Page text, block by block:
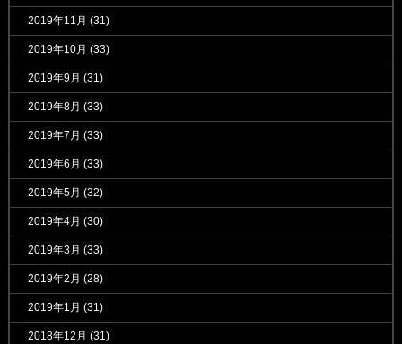
2019年11月 (31)
2019年10月 (33)
2019年9月 (31)
2019年8月 (33)
2019年7月 (33)
2019年6月 (33)
2019年5月 (32)
2019年4月 (30)
2019年3月 (33)
2019年2月 (28)
2019年1月 (31)
2018年12月 (31)